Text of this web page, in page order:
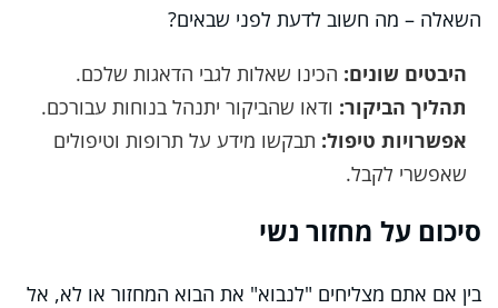
השאלה – מה חשוב לדעת לפני שבאים?
היבטים שונים: הכינו שאלות לגבי הדאגות שלכם.
תהליך הביקור: ודאו שהביקור יתנהל בנוחות עבורכם.
אפשרויות טיפול: תבקשו מידע על תרופות וטיפולים
שאפשרי לקבל.
סיכום על מחזור נשי
בין אם אתם מצליחים "לנבוא" את הבוא המחזור או לא, אל